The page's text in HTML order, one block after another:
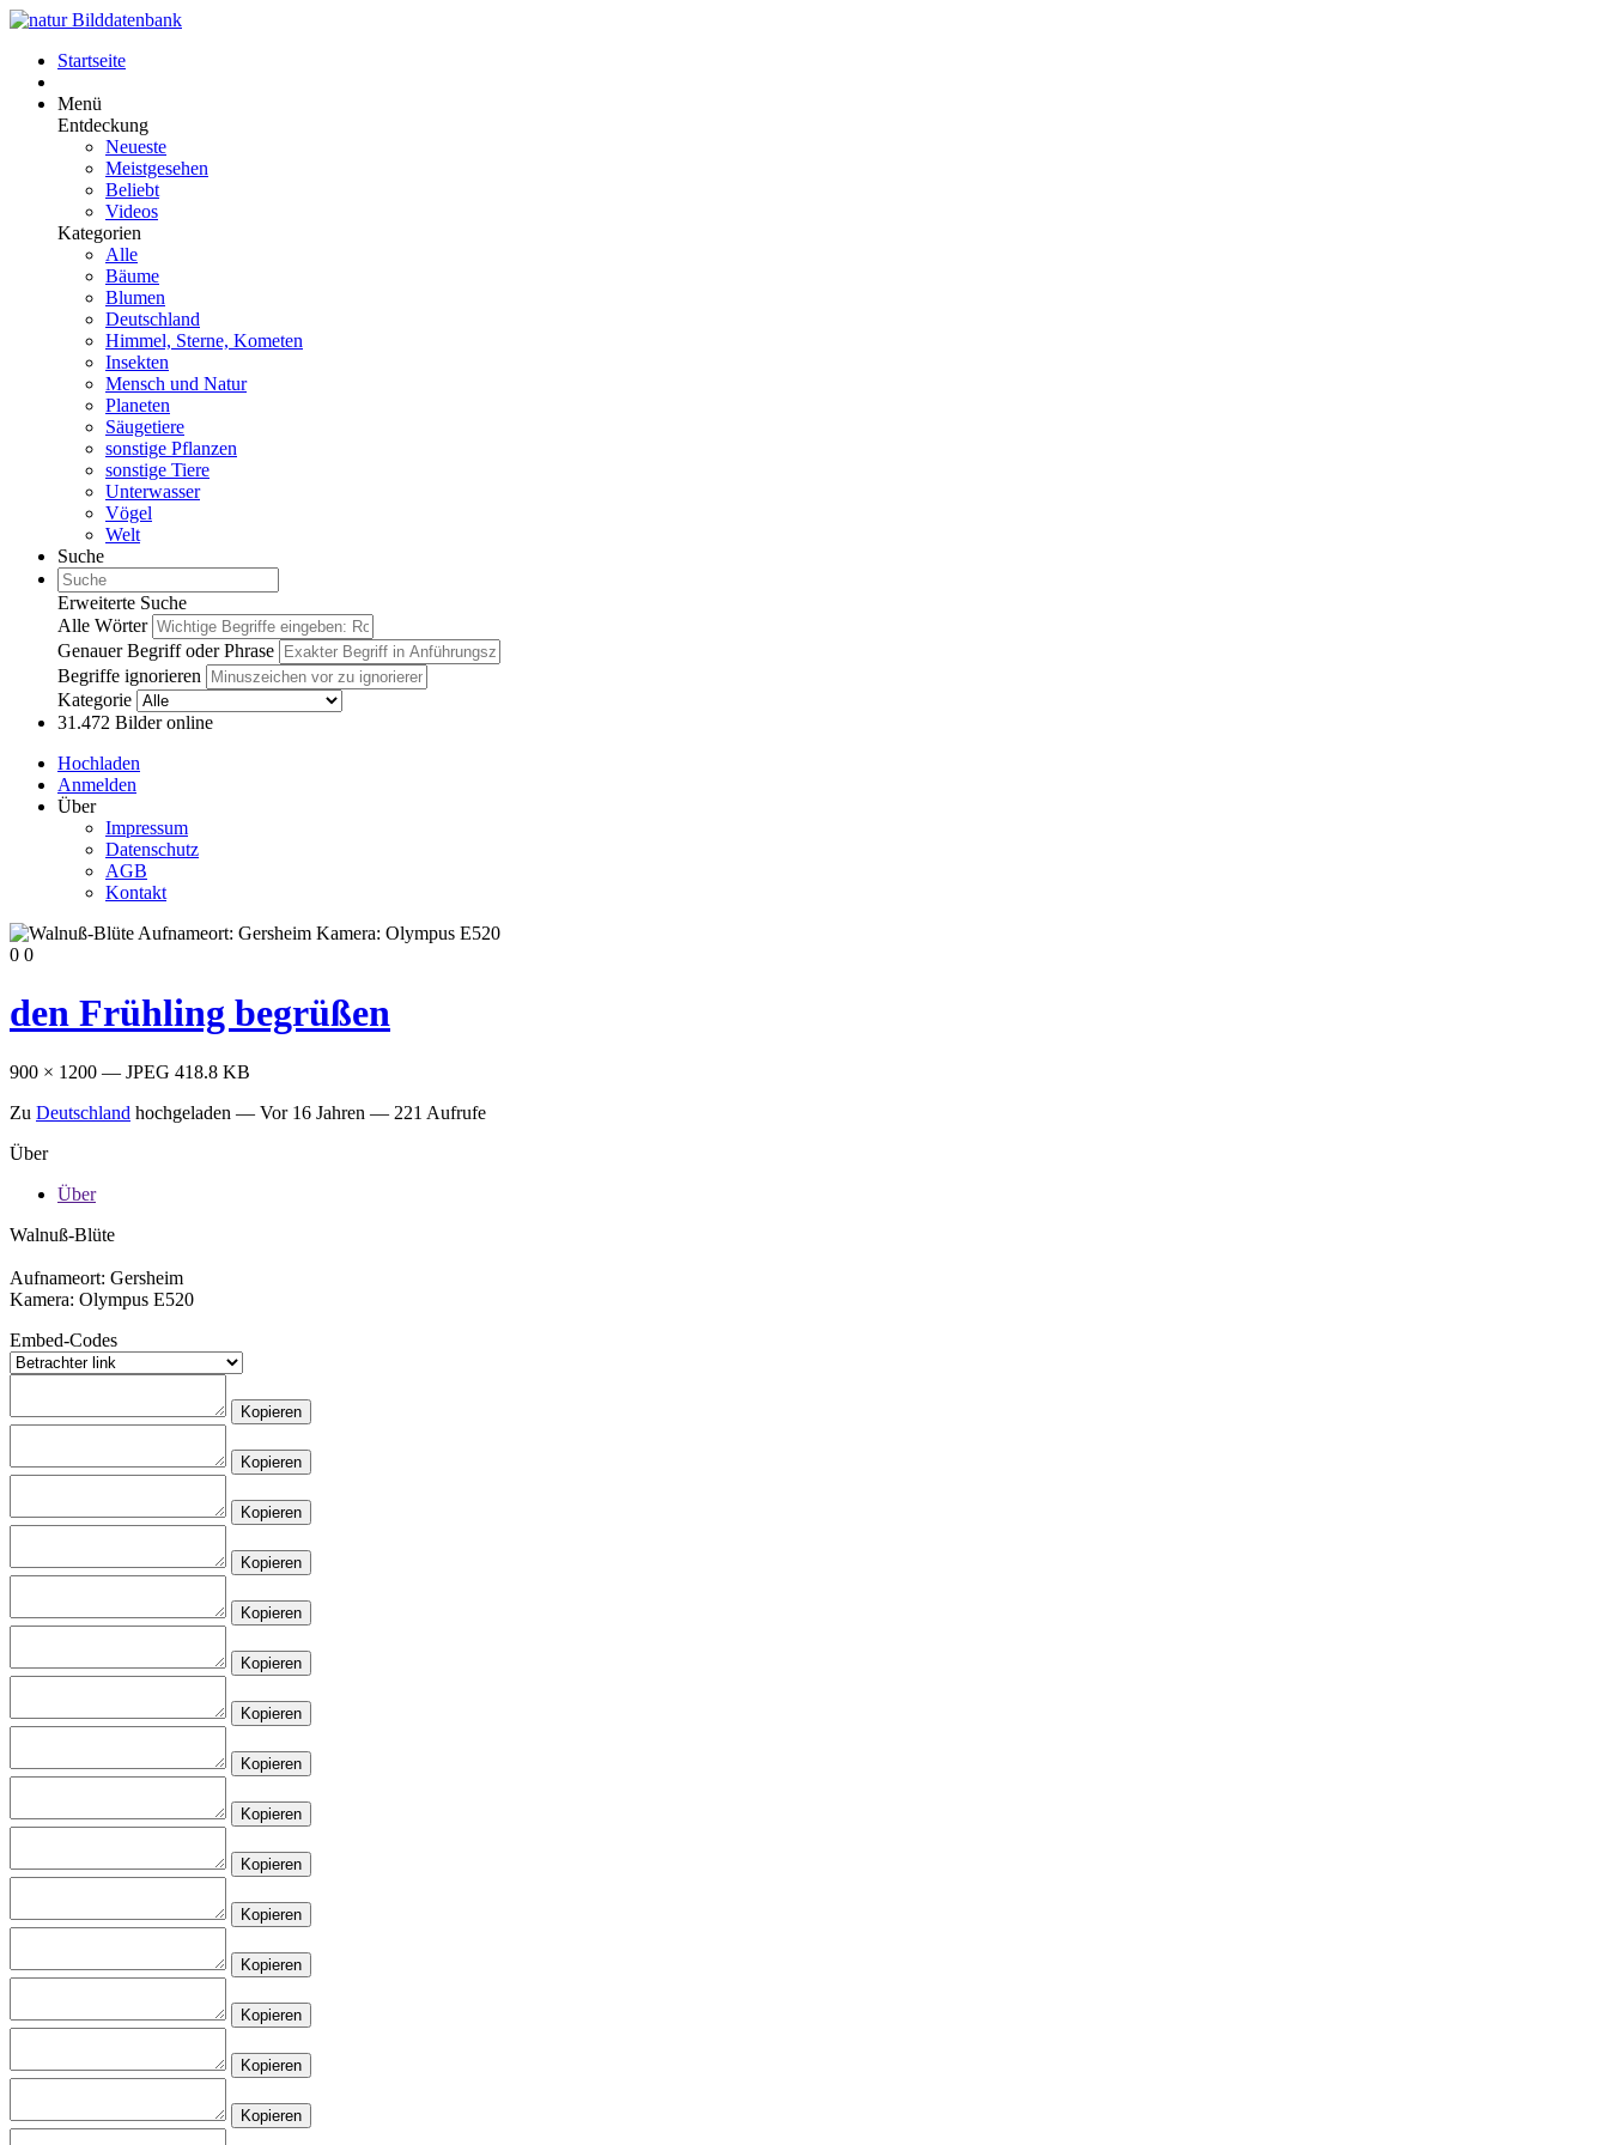
Startseite
Menü
Entdeckung
Neueste
Meistgesehen
Beliebt
Videos
Kategorien
Alle
Bäume
Blumen
Deutschland
Himmel, Sterne, Kometen
Insekten
Mensch und Natur
Planeten
Säugetiere
sonstige Pflanzen
sonstige Tiere
Unterwasser
Vögel
Welt
Suche
Erweiterte Suche
Alle Wörter
Genauer Begriff oder Phrase
Begriffe ignorieren
Kategorie
31.472 Bilder online
Hochladen
Anmelden
Über
Impressum
Datenschutz
AGB
Kontakt
0 0
den Frühling begrüßen
900 × 1200 — JPEG 418.8 KB
Zu Deutschland hochgeladen — Vor 16 Jahren — 221 Aufrufe
Über
Über
Walnuß-Blüte
Aufnameort: Gersheim
Kamera: Olympus E520
Embed-Codes
Kopieren
Kopieren
Kopieren
Kopieren
Kopieren
Kopieren
Kopieren
Kopieren
Kopieren
Kopieren
Kopieren
Kopieren
Kopieren
Kopieren
Kopieren